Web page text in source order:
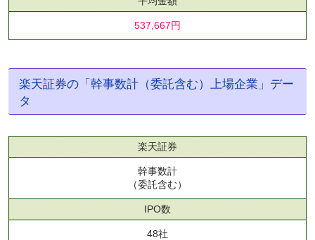
537,667円
楽天証券の「幹事数計（委託含む）上場企業」デー
タ
楽天証券
幹事数計
（委託含む）
IPO数
48社